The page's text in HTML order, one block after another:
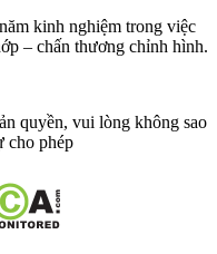
kinh nghiệm trong việc
– chấn thương chỉnh hình.
quyền, vui lòng không sao
cho phép